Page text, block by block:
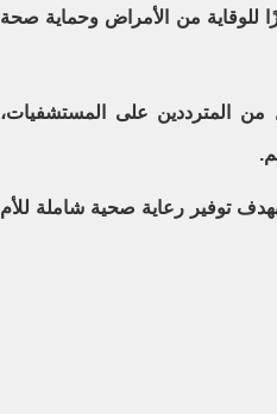
ألف تطعيم، تعزيزًا للوقاية من الأمراض وحماية صحة
لعدد 205 آلاف طفل من المترددين على المستشفيات،
متابعة الحمل لـ 70,700 سيدة، بهدف توفير رعاية صحية شاملة للأم